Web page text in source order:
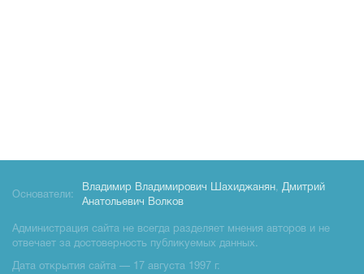
Основатели:
Владимир Владимирович Шахиджанян, Дмитрий
Анатольевич Волков
Администрация сайта не всегда разделяет мнения авторов и не
отвечает за достоверность публикуемых данных.
Дата открытия сайта — 17 августа 1997 г.